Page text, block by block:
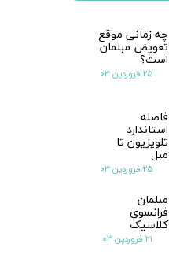
چه زمانی موقع
تعویض مبلمان
است؟
۲۵ فروردین ۰۳
فاصله
استاندارد
تلویزیون تا
مبل
۲۵ فروردین ۰۳
مبلمان
فرانسوی
کلاسیک
۲۱ فروردین ۰۳